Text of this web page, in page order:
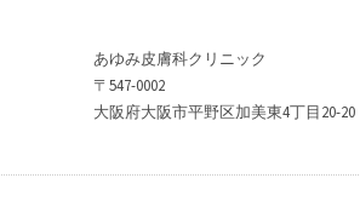
あゆみ皮膚科クリニック
〒547-0002
大阪府大阪市平野区加美東4丁目20-20